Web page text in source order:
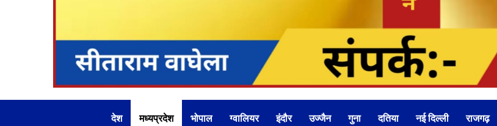
देश मध्यप्रदेश भोपाल ग्वालियर इंदौर उज्जैन गुना दतिया नई दिल्ली राजगढ़